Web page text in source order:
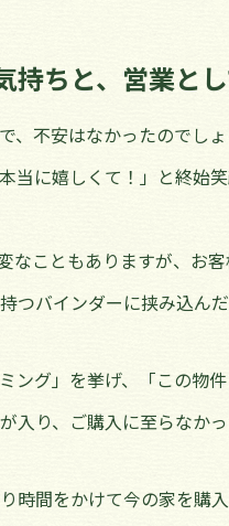
持ちと、営業と
、不安はなかったのでしょ
当に嬉しくて！」と終始
なこともありますが、
つバインダーに挟み込ん
ング」を挙げ、「この物
り、ご購入に至らなかっ
時間をかけて今の家を購